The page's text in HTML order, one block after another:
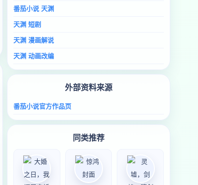
番茄小说 天渊
天渊 短剧
天渊 漫画解说
天渊 动画改编
外部资料来源
番茄小说官方作品页
同类推荐